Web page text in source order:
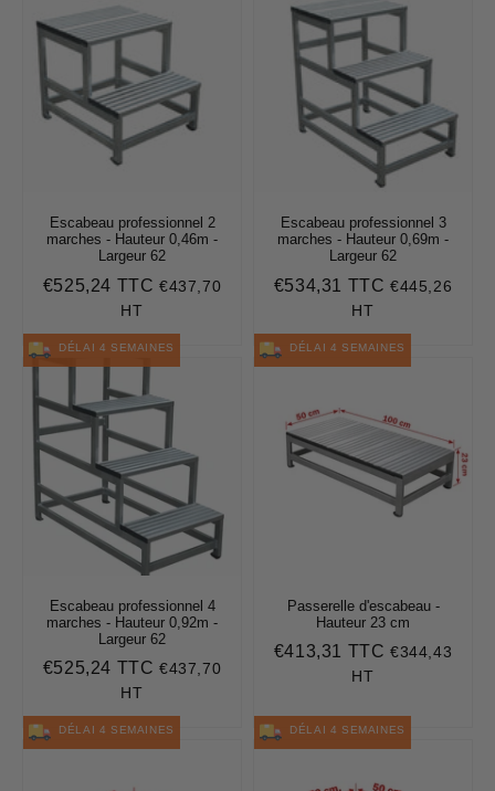
Escabeau professionnel 2
marches - Hauteur 0,46m -
Largeur 62
Prix
€525,24 TTC €525,24
€437,70
HT
Escabeau professionnel 3
marches - Hauteur 0,69m -
Largeur 62
Prix
€534,31 TTC €534,31
€445,26
HT
DÉLAI 4 SEMAINES
Escabeau professionnel 4
marches - Hauteur 0,92m -
Largeur 62
Prix
€525,24 TTC €525,24
€437,70
HT
DÉLAI 4 SEMAINES
Passerelle d'escabeau -
Hauteur 23 cm
Prix
€413,31 TTC €413,31
€344,43
HT
DÉLAI 4 SEMAINES DÉLAI 4 SEMAINES